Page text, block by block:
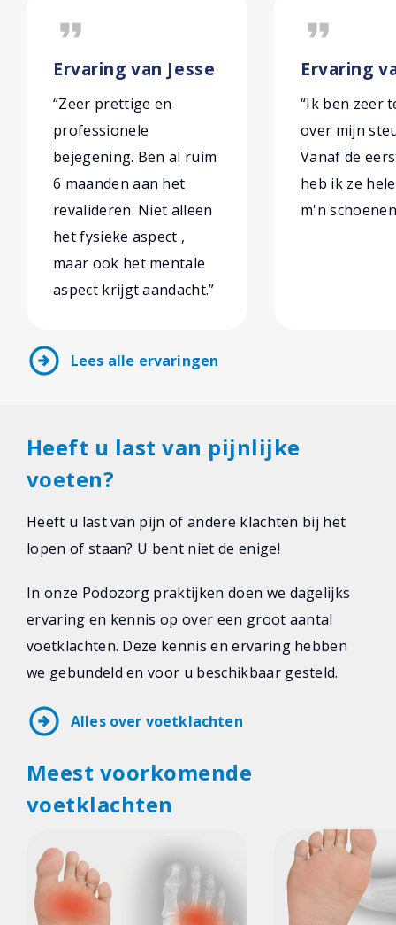
format_quote
Ervaring van Jesse
“Zeer prettige en
professionele
bejegening. Ben al ruim
6 maanden aan het
revalideren. Niet alleen
het fysieke aspect ,
maar ook het mentale
aspect krijgt aandacht.”
format_quote
Ervaring
“Ik ben zeer
over mijn
Vanaf de
heb ik ze
m'n
arrow_circle_right Lees alle ervaringen
Heeft u last van pijnlijke
voeten?
Heeft u last van pijn of andere klachten bij het
lopen of staan? U bent niet de enige!
In onze Podozorg praktijken doen we dagelijks
ervaring en kennis op over een groot aantal
voetklachten. Deze kennis en ervaring hebben
we gebundeld en voor u beschikbaar gesteld.
arrow_circle_right Alles over voetklachten
Meest voorkomende
voetklachten